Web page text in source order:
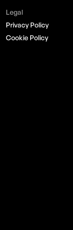
Legal
Privacy Policy
Cookie Policy